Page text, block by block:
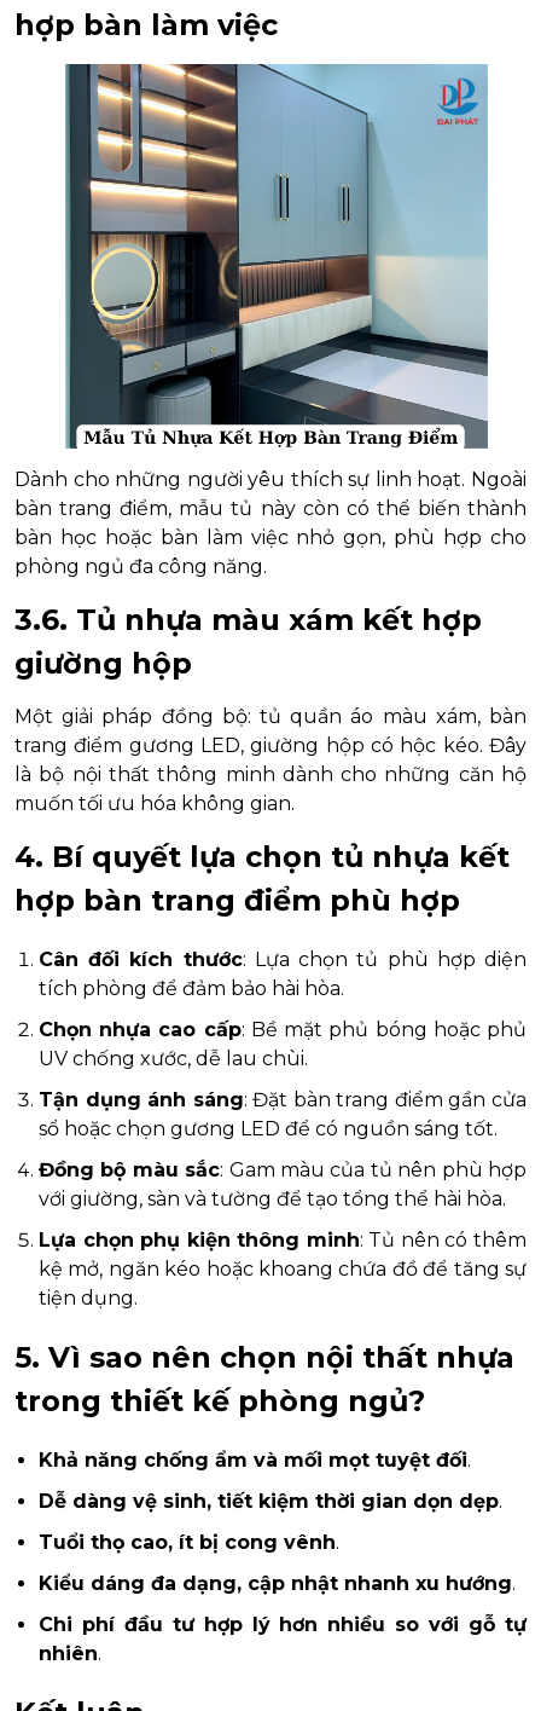
hợp bàn làm việc
Dành cho những người yêu thích sự linh hoạt. Ngoài
bàn trang điểm, mẫu tủ này còn có thể biến thành
bàn học hoặc bàn làm việc nhỏ gọn, phù hợp cho
phòng ngủ đa công năng.
3.6. Tủ nhựa màu xám kết hợp
giường hộp
Một giải pháp đồng bộ: tủ quần áo màu xám, bàn
trang điểm gương LED, giường hộp có hộc kéo. Đây
là bộ nội thất thông minh dành cho những căn hộ
muốn tối ưu hóa không gian.
4. Bí quyết lựa chọn tủ nhựa kết
hợp bàn trang điểm phù hợp
Cân đối kích thước: Lựa chọn tủ phù hợp diện
tích phòng để đảm bảo hài hòa.
Chọn nhựa cao cấp: Bề mặt phủ bóng hoặc phủ
UV chống xước, dễ lau chùi.
Tận dụng ánh sáng: Đặt bàn trang điểm gần cửa
sổ hoặc chọn gương LED để có nguồn sáng tốt.
Đồng bộ màu sắc: Gam màu của tủ nên phù hợp
với giường, sàn và tường để tạo tổng thể hài hòa.
Lựa chọn phụ kiện thông minh: Tủ nên có thêm
kệ mở, ngăn kéo hoặc khoang chứa đồ để tăng sự
tiện dụng.
5. Vì sao nên chọn nội thất nhựa
trong thiết kế phòng ngủ?
Khả năng chống ẩm và mối mọt tuyệt đối.
Dễ dàng vệ sinh, tiết kiệm thời gian dọn dẹp.
Tuổi thọ cao, ít bị cong vênh.
Kiểu dáng đa dạng, cập nhật nhanh xu hướng.
Chi phí đầu tư hợp lý hơn nhiều so với gỗ tự
nhiên.